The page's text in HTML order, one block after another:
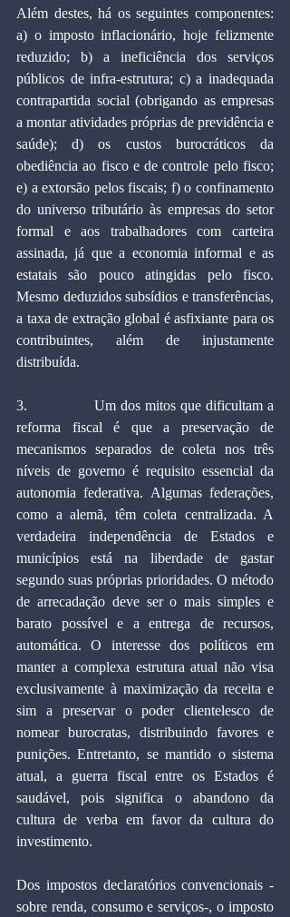
Além destes, há os seguintes componentes:
a) o imposto inflacionário, hoje felizmente
reduzido; b) a ineficiência dos serviços
públicos de infra-estrutura; c) a inadequada
contrapartida social (obrigando as empresas
a montar atividades próprias de previdência e
saúde); d) os custos burocráticos da
obediência ao fisco e de controle pelo fisco;
e) a extorsão pelos fiscais; f) o confinamento
do universo tributário às empresas do setor
formal e aos trabalhadores com carteira
assinada, já que a economia informal e as
estatais são pouco atingidas pelo fisco.
Mesmo deduzidos subsídios e transferências,
a taxa de extração global é asfixiante para os
contribuintes, além de injustamente
distribuída.
3.               Um dos mitos que dificultam a
reforma fiscal é que a preservação de
mecanismos separados de coleta nos três
níveis de governo é requisito essencial da
autonomia federativa. Algumas federações,
como a alemã, têm coleta centralizada. A
verdadeira independência de Estados e
municípios está na liberdade de gastar
segundo suas próprias prioridades. O método
de arrecadação deve ser o mais simples e
barato possível e a entrega de recursos,
automática. O interesse dos políticos em
manter a complexa estrutura atual não visa
exclusivamente à maximização da receita e
sim a preservar o poder clientelesco de
nomear burocratas, distribuindo favores e
punições. Entretanto, se mantido o sistema
atual, a guerra fiscal entre os Estados é
saudável, pois significa o abandono da
cultura de verba em favor da cultura do
investimento.
Dos impostos declaratórios convencionais -
sobre renda, consumo e serviços-, o imposto